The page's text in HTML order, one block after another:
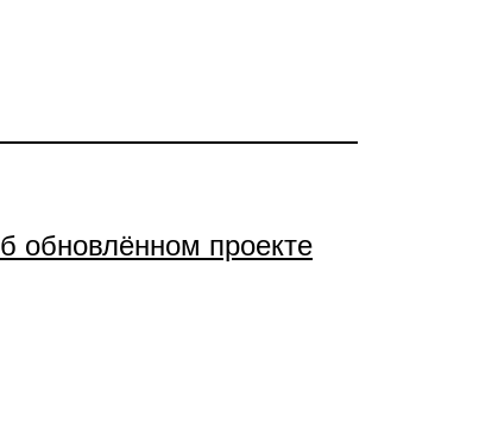
обновлённом проекте